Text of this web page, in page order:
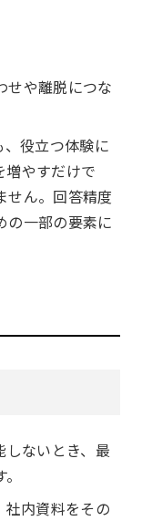
せや離脱につな
、役立つ体験に
増やすだけで
せん。回答精度
の一部の要素に
ないとき、最
社内資料をその